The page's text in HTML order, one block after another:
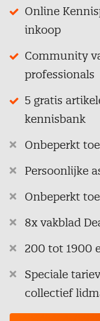
Online
inkoop
Community
professionals
5 gratis
kennisbank
Onbeperkt
Persoonlijke
Onbeperkt
8x vakblad
200 tot 1900
Speciale
collectief